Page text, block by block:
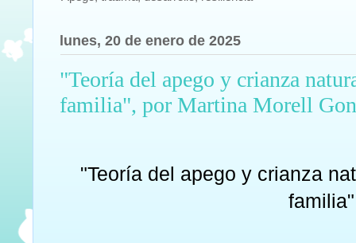
lunes, 20 de enero de 2025
"Teoría del apego y crianza
familia", por Martina Morell
"Teoría del apego y crianza
familia"